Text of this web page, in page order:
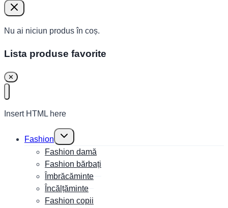
Nu ai niciun produs în coș.
Lista produse favorite
✕
Insert HTML here
Fashion
Toggle
menu
Fashion damă
Fashion bărbați
Îmbrăcăminte
Încălțăminte
Fashion copii